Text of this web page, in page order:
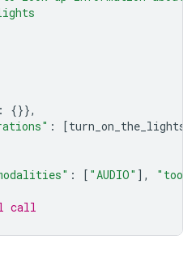
:
{}},
: [turn_on_the_lights
: [ "AUDIO" ],
call